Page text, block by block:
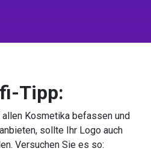
Tipp:
Kosmetika befassen und
sollte Ihr Logo auch
Versuchen Sie es so: